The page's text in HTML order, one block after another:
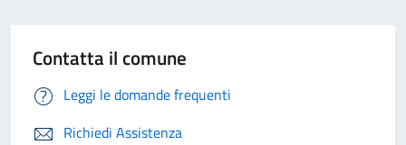
Contatta il comune
Leggi le domande frequenti
Richiedi Assistenza